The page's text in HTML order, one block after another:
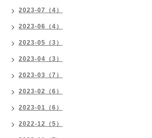
2023-07（4）
2023-06（4）
2023-05（3）
2023-04（3）
2023-03（7）
2023-02（6）
2023-01（6）
2022-12（5）